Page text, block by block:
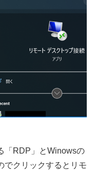
「RDP」とWinowsの
でクリックするとリモ